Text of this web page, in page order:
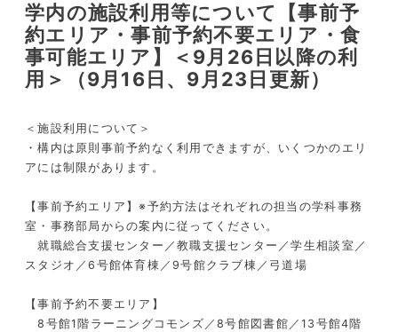
学内の施設利用等について【事前予
約エリア・事前予約不要エリア・食
事可能エリア】＜9月26日以降の利
用＞（9月16日、9月23日更新）
＜施設利用について＞
・構内は原則事前予約なく利用できますが、いくつかのエリ
アには制限があります。
【事前予約エリア】※予約方法はそれぞれの担当の学科事務
室・事務部局からの案内に従ってください。
就職総合支援センター／教職支援センター／学生相談室／
スタジオ／6号館体育棟／9号館クラブ棟／弓道場
【事前予約不要エリア】
8 号館1 階ラーニングコモンズ／8号館図書館／13 号館4階